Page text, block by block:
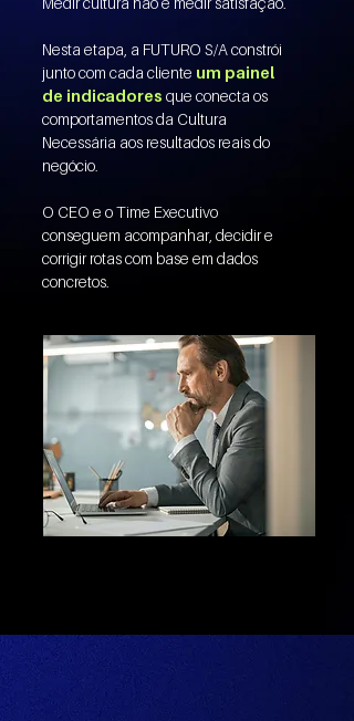
Nesta etapa, a FUTURO S/A constrói
junto com cada cliente um painel
de indicadores que conecta os
comportamentos da Cultura
Necessária aos resultados reais do
negócio.
O CEO e o Time Executivo
conseguem acompanhar, decidir e
corrigir rotas com base em dados
concretos.